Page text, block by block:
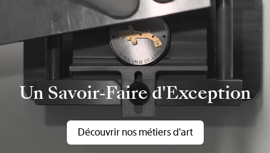
Un Savoir-Faire d'Exception
Découvrir nos métiers d'art